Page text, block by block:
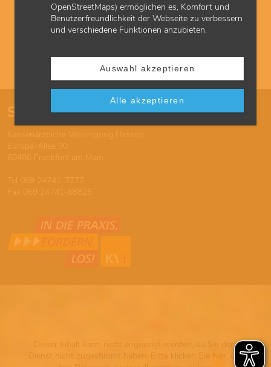
OpenStreetMaps) ermöglichen es, Komfort und
Benutzerfreundlichkeit der Webseite zu verbessern
und verschiedene Funktionen anzubieten.
Auswahl akzeptieren
Alle akzeptieren
Helicobacter-pylori-Diagnostik wurde um Indikationen
erweitert.
So erreichen Sie uns
Dieser Inhalt kann nicht angezeigt werden, da Sie dem
Dienst nicht zugestimmt haben. Bitte klicken Sie hier, um